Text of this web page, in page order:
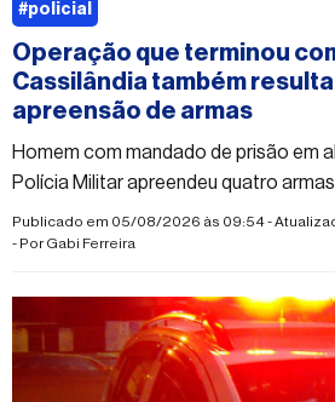
Operação que terminou
Cassilândia também
apreensão de armas
Homem com mandado de prisão em
Polícia Militar apreendeu quatro
precisão
Publicado em 05/08/2026 às 09:54 -
- PorGabi Ferreira
#policial